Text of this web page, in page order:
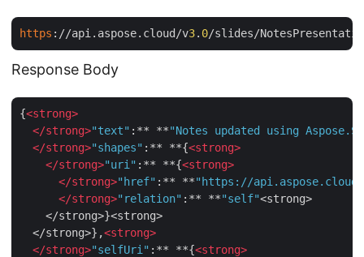
https ://api.aspose.cloud/v3. 0/slides/
Response Body
{<strong>
</strong>"text" :** **"Notes updated using
</strong>"shapes" :** **{<strong>
</strong>"uri" :** **{<strong>
</strong>"href" :** **"https://
</strong>"relation" :** **"self"<strong>
    </strong>}<strong>
  </strong>},
<strong>
</strong>"selfUri" :** **{<strong>